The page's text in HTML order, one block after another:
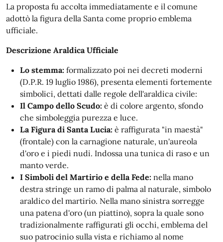
La proposta fu accolta immediatamente e il comune
adottò la figura della Santa come proprio emblema
ufficiale.
Descrizione Araldica Ufficiale
Lo stemma: formalizzato poi nei decreti moderni
(D.P.R. 19 luglio 1986), presenta elementi fortemente
simbolici, dettati dalle regole dell'araldica civile:
Il Campo dello Scudo: è di colore argento, sfondo
che simboleggia purezza e luce.
La Figura di Santa Lucia: è raffigurata "in maestà"
(frontale) con la carnagione naturale, un'aureola
d'oro e i piedi nudi. Indossa una tunica di raso e un
manto verde.
I Simboli del Martirio e della Fede: nella mano
destra stringe un ramo di palma al naturale, simbolo
araldico del martirio. Nella mano sinistra sorregge
una patena d'oro (un piattino), sopra la quale sono
tradizionalmente raffigurati gli occhi, emblema del
suo patrocinio sulla vista e richiamo al nome